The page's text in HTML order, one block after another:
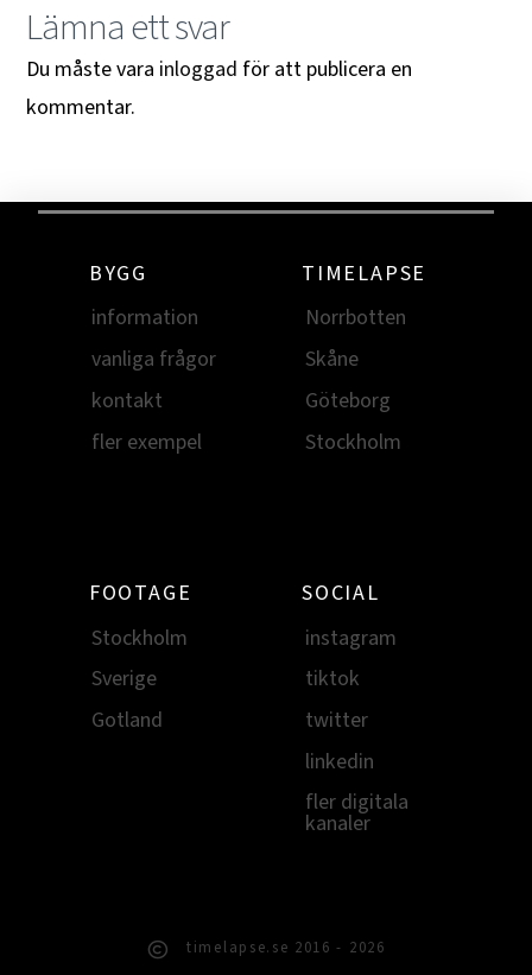
Lämna ett svar
Du måste vara inloggad för att publicera en
kommentar.
BYGG
information
vanliga frågor
kontakt
fler exempel
TIMELAPSE
Norrbotten
Skåne
Göteborg
Stockholm
FOOTAGE
Stockholm
Sverige
Gotland
SOCIAL
instagram
tiktok
twitter
linkedin
fler digitala
kanaler
timelapse.se 2016 - 2026